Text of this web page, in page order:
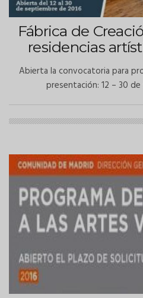
Fábrica de
residencias
Abierta la convocatoria para
presentación: 12 – 30